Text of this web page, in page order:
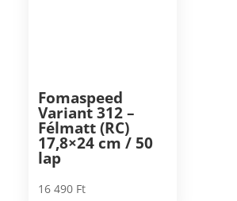
Fomaspeed
Variant 312 –
Félmatt (RC)
17,8×24 cm / 50
lap
16 490 Ft